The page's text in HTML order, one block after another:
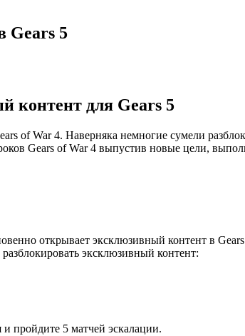
Gears 5
контент для Gears 5
of War 4. Наверняка немногие сумели
Gears of War 4 выпустив новые цели,
открывает эксклюзивный контент в
эксклюзивный контент:
пройдите 5 матчей эскалации.